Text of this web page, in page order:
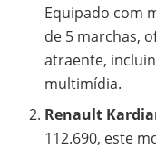
Equipado com
de 5 marchas,
atraente,
multimídia.
Renault
112.690, este